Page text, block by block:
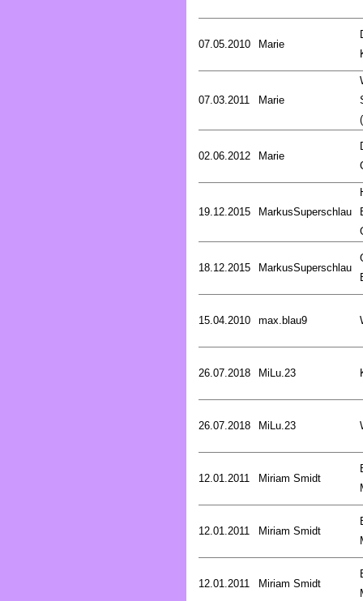
07.05.2010 Marie
07.03.2011 Marie
02.06.2012 Marie
19.12.2015 MarkusSuperschlau
18.12.2015 MarkusSuperschlau
15.04.2010 max.blau9
26.07.2018 MiLu.23
26.07.2018 MiLu.23
12.01.2011 Miriam Smidt
12.01.2011 Miriam Smidt
12.01.2011 Miriam Smidt